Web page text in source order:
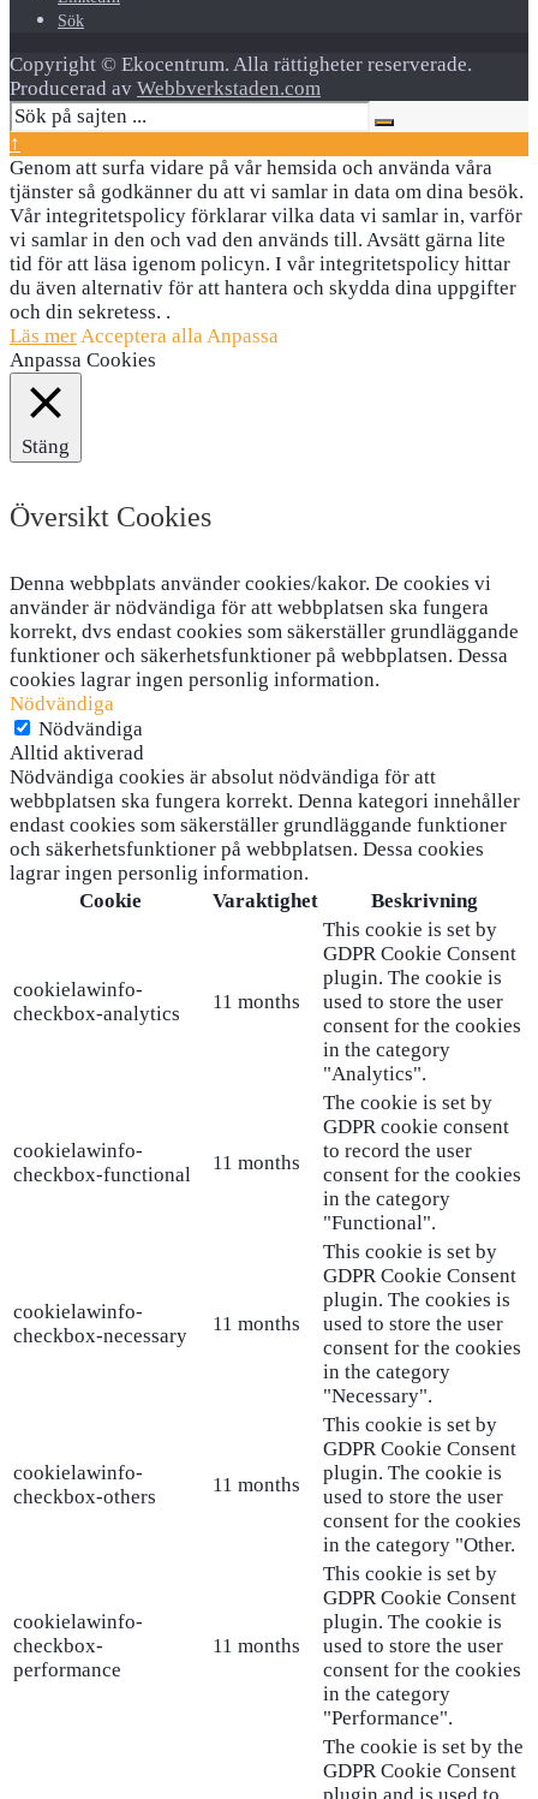
Sök
Copyright © Ekocentrum. Alla rättigheter reserverade.
Producerad av Webbverkstaden.com
↑
Genom att surfa vidare på vår hemsida och använda våra
tjänster så godkänner du att vi samlar in data om dina besök.
Vår integritetspolicy förklarar vilka data vi samlar in, varför
vi samlar in den och vad den används till. Avsätt gärna lite
tid för att läsa igenom policyn. I vår integritetspolicy hittar
du även alternativ för att hantera och skydda dina uppgifter
och din sekretess. .
Läs merAcceptera allaAnpassa
Anpassa Cookies
Stäng
Översikt Cookies
Denna webbplats använder cookies/kakor. De cookies vi
använder är nödvändiga för att webbplatsen ska fungera
korrekt, dvs endast cookies som säkerställer grundläggande
funktioner och säkerhetsfunktioner på webbplatsen. Dessa
cookies lagrar ingen personlig information.
Nödvändiga
Nödvändiga
Alltid aktiverad
Nödvändiga cookies är absolut nödvändiga för att
webbplatsen ska fungera korrekt. Denna kategori innehåller
endast cookies som säkerställer grundläggande funktioner
och säkerhetsfunktioner på webbplatsen. Dessa cookies
lagrar ingen personlig information.
Cookie
Varaktighet Beskrivning
cookielawinfo-
checkbox-analytics
11 months
This cookie is set by
GDPR Cookie Consent
plugin. The cookie is
used to store the user
consent for the cookies
in the category
"Analytics".
cookielawinfo-
checkbox-functional
11 months
The cookie is set by
GDPR cookie consent
to record the user
consent for the cookies
in the category
"Functional".
cookielawinfo-
checkbox-necessary
11 months
This cookie is set by
GDPR Cookie Consent
plugin. The cookies is
used to store the user
consent for the cookies
in the category
"Necessary".
cookielawinfo-
checkbox-others
11 months
This cookie is set by
GDPR Cookie Consent
plugin. The cookie is
used to store the user
consent for the cookies
in the category "Other.
cookielawinfo-
checkbox-
performance
11 months
This cookie is set by
GDPR Cookie Consent
plugin. The cookie is
used to store the user
consent for the cookies
in the category
"Performance".
The cookie is set by the
GDPR Cookie Consent